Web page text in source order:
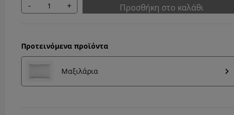
- + Προσθήκη στο καλάθι
Προτεινόμενα προϊόντα
Μαξιλάρια